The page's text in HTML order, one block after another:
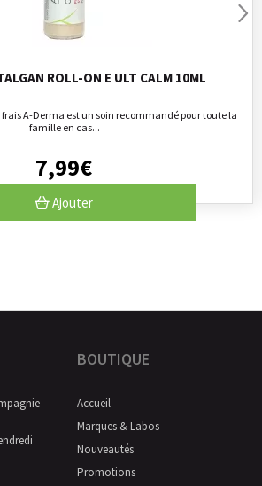
ROLL-ON E ULT CALM 10ML
A-Derma est un soin recommandé pour toute la
famille en cas...
7,99€
Ajouter
BOUTIQUE
Accueil
Marques & Labos
Nouveautés
Promotions